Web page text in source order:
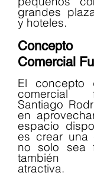
grandes
y hoteles.
Comercial
El concepto
comercial
Santiago
en
espacio
es crear una
no solo sea
también
atractiva.